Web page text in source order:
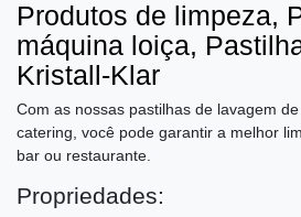
Produtos de limpeza,
máquina loiça,
Kristall-Klar
Com as nossas pastilhas de lavagem
catering, você pode garantir a melhor
bar ou restaurante.
Propriedades: